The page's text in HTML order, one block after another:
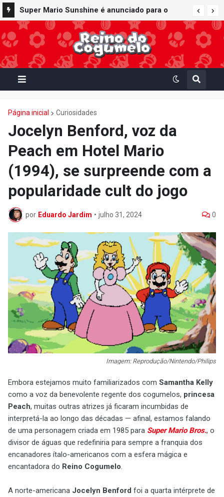
Super Mario Sunshine é anunciado para o
Nintendo GameCube - Nintendo Classics do
Nintendo Switch Online
Página inicial Curiosidades
Jocelyn Benford, voz da
Peach em Hotel Mario
(1994), se surpreende com a
popularidade cult do jogo
por Eduardo Jardim • julho 31, 2024 0
Imagem: Reprodução/Nintendo/Philips
Embora estejamos muito familiarizados com Samantha Kelly
como a voz da benevolente regente dos cogumelos, princesa
Peach, muitas outras atrizes já ficaram incumbidas de
interpretá-la ao longo das décadas — afinal, estamos falando
de uma personagem criada em 1985 para Super Mario Bros., o
divisor de águas que redefiniria para sempre a franquia dos
encanadores ítalo-americanos com a esfera mágica e
encantadora do Reino Cogumelo.
A norte-americana Jocelyn Benford foi a quarta intérprete de